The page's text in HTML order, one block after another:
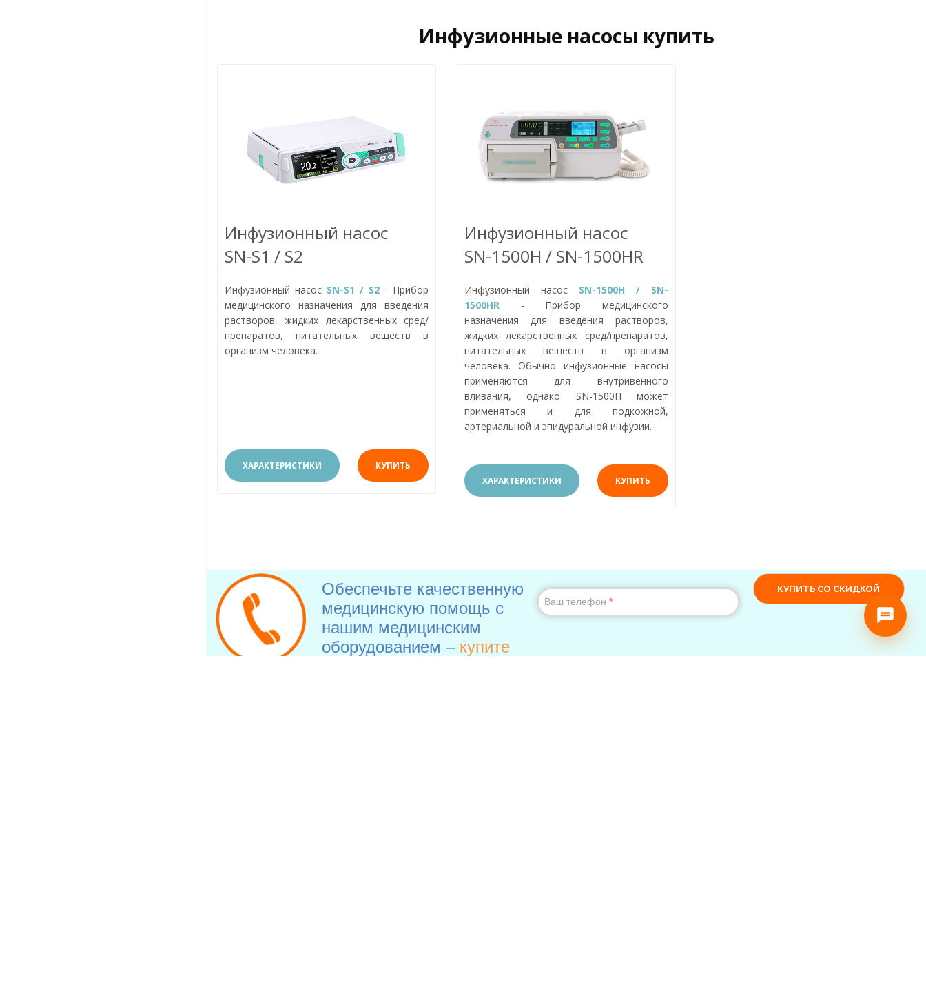
Инфузионные насосы купить
Инфузионный насос
SN-S1 / S2
Инфузионный насос SN-S1 / S2 - Прибор
медицинского назначения для введения
растворов, жидких лекарственных сред/
препаратов, питательных веществ в
организм человека.
ХАРАКТЕРИСТИКИ КУПИТЬ
Инфузионный насос
SN-1500H / SN-1500HR
Инфузионный насос SN-1500H / SN-
1500HR- Прибор медицинского
назначения для введения растворов,
жидких лекарственных сред/препаратов,
питательных веществ в организм
человека. Обычно инфузионные насосы
применяются для внутривенного
вливания, однако SN-1500H может
применяться и для подкожной,
артериальной и эпидуральной инфузии.
ХАРАКТЕРИСТИКИ КУПИТЬ